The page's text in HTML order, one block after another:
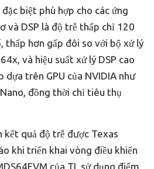
biệt phù hợp cho các ứng
và DSP là độ trễ thấp chỉ 120
thấp hơn gấp đôi so với bộ xử lý
và hiệu suất xử lý DSP cao
dựa trên GPU của NVIDIA như
đồng thời chỉ tiêu thụ
kết quả độ trễ được Texas
khi triển khai vòng điều khiển
của TI, sử dụng điểm